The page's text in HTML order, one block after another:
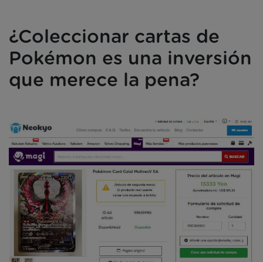
¿Coleccionar cartas de
Pokémon es una inversión
que merece la pena?